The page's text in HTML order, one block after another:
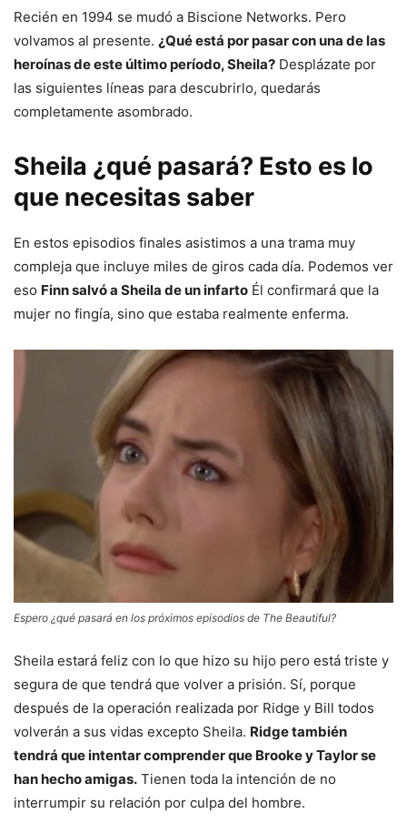
Recién en 1994 se mudó a Biscione Networks. Pero
volvamos al presente. ¿Qué está por pasar con una de las
heroínas de este último período, Sheila? Desplázate por
las siguientes líneas para descubrirlo, quedarás
completamente asombrado.
Sheila ¿qué pasará? Esto es lo
que necesitas saber
En estos episodios finales asistimos a una trama muy
compleja que incluye miles de giros cada día. Podemos ver
eso Finn salvó a Sheila de un infarto Él confirmará que la
mujer no fingía, sino que estaba realmente enferma.
Espero ¿qué pasará en los próximos episodios de The Beautiful?
Sheila estará feliz con lo que hizo su hijo pero está triste y
segura de que tendrá que volver a prisión. Sí, porque
después de la operación realizada por Ridge y Bill todos
volverán a sus vidas excepto Sheila. Ridge también
tendrá que intentar comprender que Brooke y Taylor se
han hecho amigas. Tienen toda la intención de no
interrumpir su relación por culpa del hombre.